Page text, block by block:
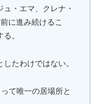
・エマ、クレナ・
に進み続けるこ
。
たわけではない。
て唯一の居場所と